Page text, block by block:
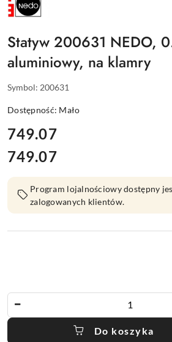
NEDO
Statyw 200631 NEDO,
aluminiowy, na klamry
Symbol: 200631
Dostępność: Mało
cena:
749.07
Cena:
749.07
Program lojalnościowy dostępny
zalogowanych klientów.
Do koszyka